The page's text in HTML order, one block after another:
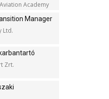
Aviation Academy
Manager
Ltd.
Zrt.